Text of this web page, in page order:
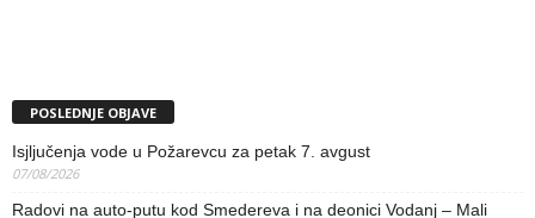
POSLEDNJE OBJAVE
Isjljučenja vode u Požarevcu za petak 7. avgust
07/08/2026
Radovi na auto-putu kod Smedereva i na deonici Vodanj – Mali